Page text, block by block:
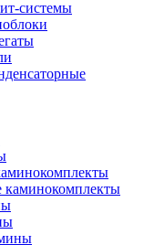
системы
каминокомплекты